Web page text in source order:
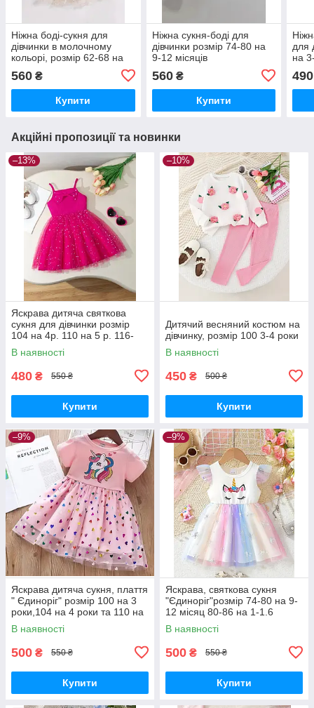
Ніжна боді-сукня для
дівчинки в молочному
кольорі, розмір 62-68 на
3-6 місяців та 68-74 на 6-9
місяців
560 ₴
Купити
Ніжна сукня-боді для
дівчинки розмір 74-80 на
9-12 місяців
560₴
Купити
для
на
490
Акційні пропозиції та новинки
–13%
Яскрава дитяча святкова
сукня для дівчинки розмір
104 на 4р. 110 на 5 р. 116-
122 на 6-7р.
В наявності
480 ₴ 550 ₴
Купити
–10%
Дитячий весняний костюм на
дівчинку, розмір 100 3-4 роки
В наявності
450 ₴ 500 ₴
Купити
–9%
Яскрава дитяча сукня, плаття
" Єдиноріг" розмір 100 на 3
роки,104 на 4 роки та 110 на
5 років
В наявності
500 ₴ 550 ₴
Купити
–9%
Яскрава, святкова сукня
"Єдиноріг"розмір 74-80 на 9-
12 місяц 80-86 на 1-1.6
років,розмір 86-92 на 1.6-2
роки та 92-98 на 2-3 роки
В наявності
500 ₴ 550 ₴
Купити